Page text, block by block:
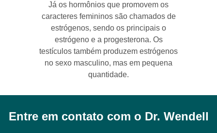
Já os hormônios que promovem os
caracteres femininos são chamados de
estrógenos, sendo os principais o
estrógeno e a progesterona. Os
testículos também produzem estrógenos
no sexo masculino, mas em pequena
quantidade.
Entre em contato com o Dr. Wendell